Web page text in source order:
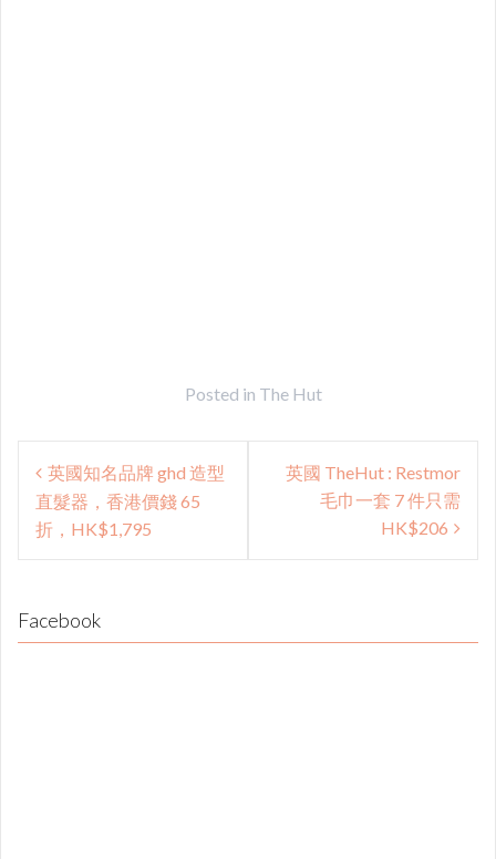
Posted in The Hut
Post
navigation
英國知名品牌 ghd 造型
直髮器，香港價錢 65
折，HK$1,795
英國 TheHut : Restmor
毛巾一套 7 件只需
HK$206
Facebook